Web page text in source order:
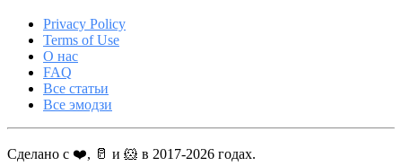
Privacy Policy
Terms of Use
О нас
FAQ
Все статьи
Все эмодзи
Сделано с ❤️, 🥛 и 🐹 в 2017-2026 годах.